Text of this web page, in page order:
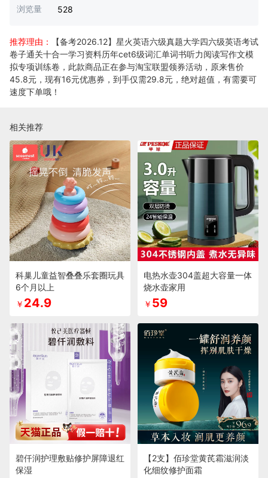
浏览量
528
推荐理由：
【备考2026.12】星火英语六级真题大学四六级英语考试
卷子通关十合一学习资料历年cet6级词汇单词书听力阅读写作文模
拟专项训练卷，此款商品正在参与淘宝联盟领券活动，原来售价
45.8元，现有16元优惠券，到手仅需29.8元，绝对超值，有需要可
速度下单哦！
相关推荐
科巢儿童益智叠叠乐套圈玩具
6个月以上
￥ 24.9
电热水壶304盖超大容量一体
烧水壶家用
￥ 59
碧仟润护理敷贴修护屏障退红
保湿
【2支】佰珍堂黄芪霜滋润淡
化细纹修护面霜